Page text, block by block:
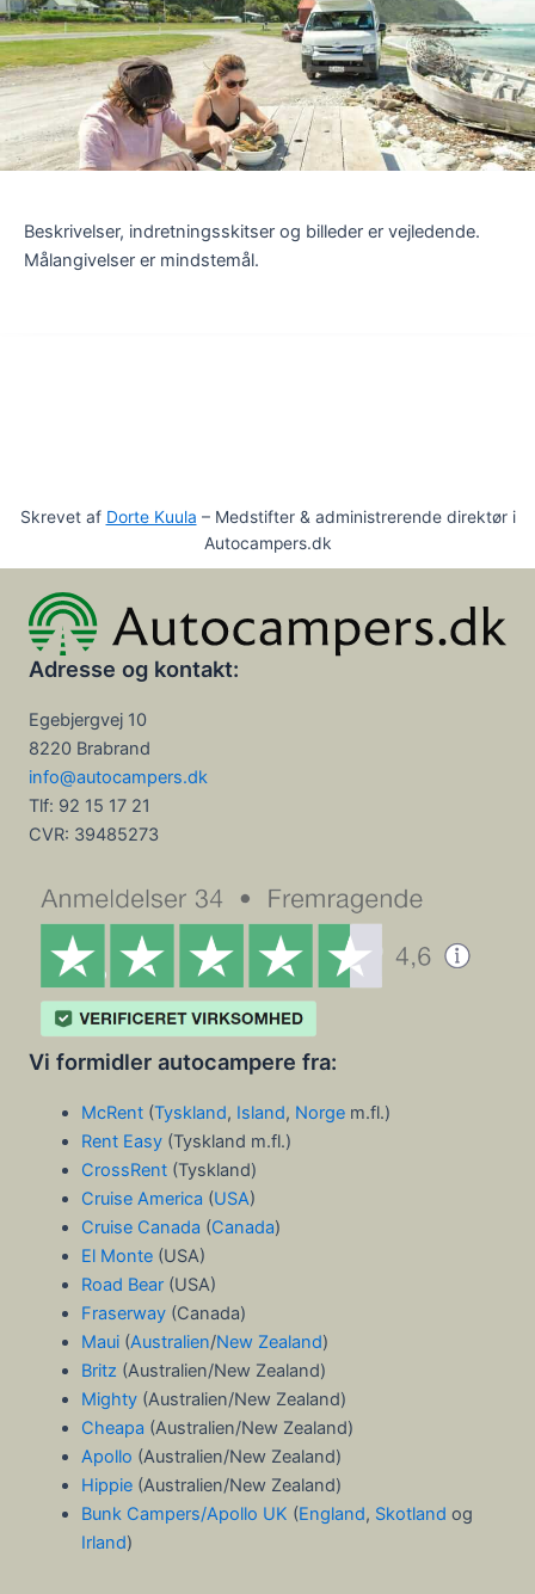
Beskrivelser, indretningsskitser og billeder er vejledende.
Målangivelser er mindstemål.
Skrevet af Dorte Kuula – Medstifter & administrerende direktør i
Autocampers.dk
Adresse og kontakt:
Egebjergvej 10
8220 Brabrand
info@autocampers.dk
Tlf: 92 15 17 21
CVR: 39485273
Vi formidler autocampere fra:
McRent(Tyskland, Island, Norgem.fl.)
Rent Easy(Tyskland m.fl.)
CrossRent(Tyskland)
Cruise America (USA)
Cruise Canada (Canada)
El Monte(USA)
Road Bear(USA)
Fraserway (Canada)
Maui (Australien/New Zealand)
Britz (Australien/New Zealand)
Mighty (Australien/New Zealand)
Cheapa (Australien/New Zealand)
Apollo (Australien/New Zealand)
Hippie(Australien/New Zealand)
Bunk Campers/Apollo UK (England, Skotland og
Irland)